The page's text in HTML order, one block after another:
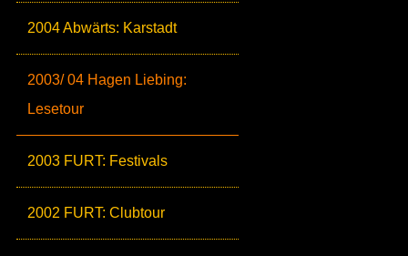
2004 Abwärts: Karstadt
2003/ 04 Hagen Liebing:
Lesetour
2003 FURT: Festivals
2002 FURT: Clubtour